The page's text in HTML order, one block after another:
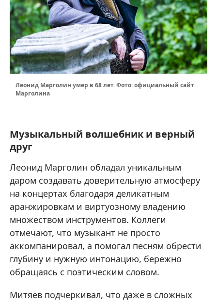
Леонид Марголин умер в 68 лет. Фото: официальный сайт
Марголина
Музыкальный волшебник и верный
друг
Леонид Марголин обладал уникальным
даром создавать доверительную атмосферу
на концертах благодаря деликатным
аранжировкам и виртуозному владению
множеством инструментов. Коллеги
отмечают, что музыкант не просто
аккомпанировал, а помогал песням обрести
глубину и нужную интонацию, бережно
обращаясь с поэтическим словом.
Митяев подчеркивал, что даже в сложных